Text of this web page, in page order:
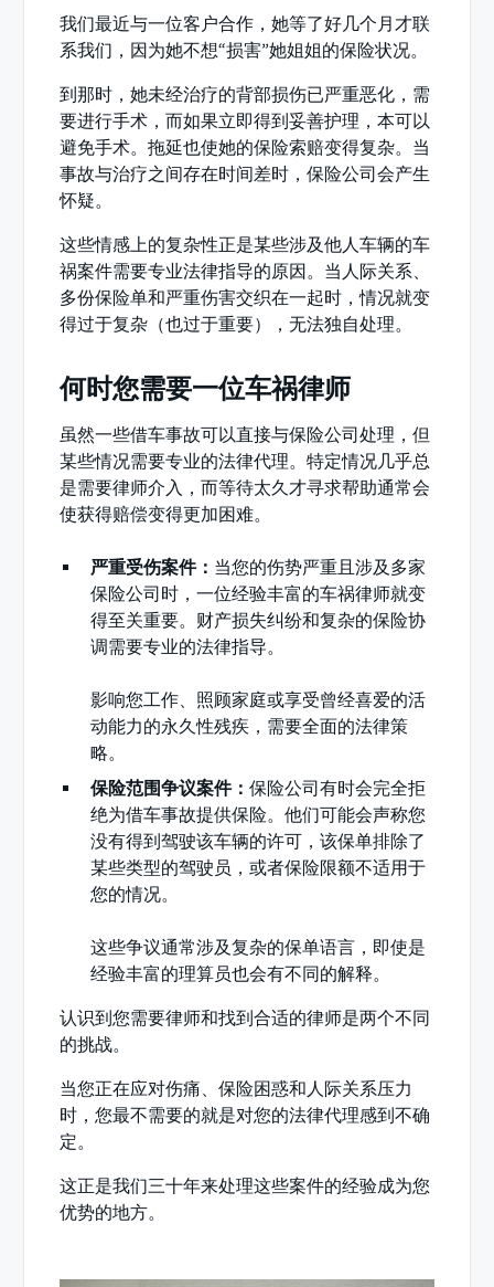
我们最近与一位客户合作，她等了好几个月才联
系我们，因为她不想“损害”她姐姐的保险状况。
到那时，她未经治疗的背部损伤已严重恶化，需
要进行手术，而如果立即得到妥善护理，本可以
避免手术。拖延也使她的保险索赔变得复杂。当
事故与治疗之间存在时间差时，保险公司会产生
怀疑。
这些情感上的复杂性正是某些涉及他人车辆的车
祸案件需要专业法律指导的原因。当人际关系、
多份保险单和严重伤害交织在一起时，情况就变
得过于复杂（也过于重要），无法独自处理。
何时您需要一位车祸律师
虽然一些借车事故可以直接与保险公司处理，但
某些情况需要专业的法律代理。特定情况几乎总
是需要律师介入，而等待太久才寻求帮助通常会
使获得赔偿变得更加困难。
严重受伤案件： 当您的伤势严重且涉及多家
保险公司时，一位经验丰富的车祸律师就变
得至关重要。财产损失纠纷和复杂的保险协
调需要专业的法律指导。
影响您工作、照顾家庭或享受曾经喜爱的活
动能力的永久性残疾，需要全面的法律策
略。
保险范围争议案件：保险公司有时会完全拒
绝为借车事故提供保险。他们可能会声称您
没有得到驾驶该车辆的许可，该保单排除了
某些类型的驾驶员，或者保险限额不适用于
您的情况。
这些争议通常涉及复杂的保单语言，即使是
经验丰富的理算员也会有不同的解释。
认识到您需要律师和找到合适的律师是两个不同
的挑战。
当您正在应对伤痛、保险困惑和人际关系压力
时，您最不需要的就是对您的法律代理感到不确
定。
这正是我们三十年来处理这些案件的经验成为您
优势的地方。